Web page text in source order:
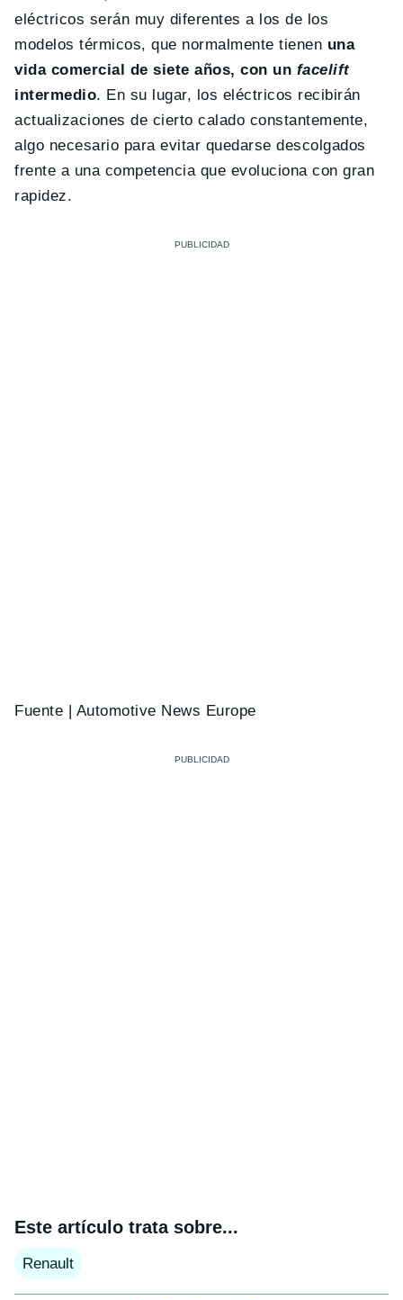
eléctricos serán muy diferentes a los de los
modelos térmicos, que normalmente tienen una
vida comercial de siete años, con un facelift
intermedio. En su lugar, los eléctricos recibirán
actualizaciones de cierto calado constantemente,
algo necesario para evitar quedarse descolgados
frente a una competencia que evoluciona con gran
rapidez.
Fuente | Automotive News Europe
Este artículo trata sobre...
Renault